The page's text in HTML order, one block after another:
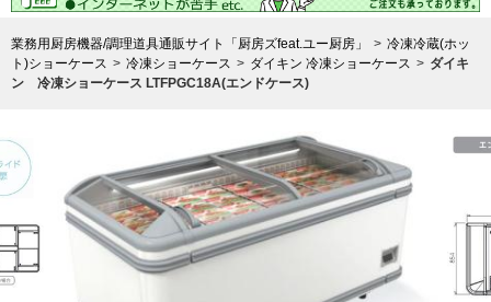
業務用厨房機器/調理道具通販サイト「厨房ズfeat.ユー厨房」
冷凍冷蔵(ホッ
ト)ショーケース
冷凍ショーケース ダイキン 冷凍ショーケース
ダイキ
ン 冷凍ショーケース LTFPGC18A(エンドケース)